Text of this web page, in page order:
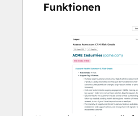
Ihren nächsten Anruf
Funktionen